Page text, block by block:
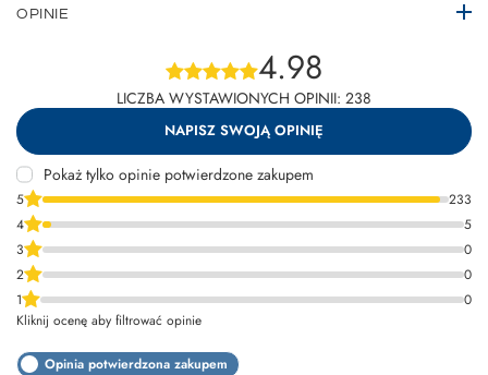
OPINIE
4.98
LICZBA WYSTAWIONYCH OPINII: 238
NAPISZ SWOJĄ OPINIĘ
Pokaż tylko opinie potwierdzone zakupem
5
233
4
5
3
0
2
0
1
0
Kliknij ocenę aby filtrować opinie
Opinia potwierdzona zakupem